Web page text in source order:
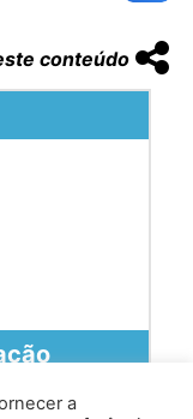
conteúdo
a